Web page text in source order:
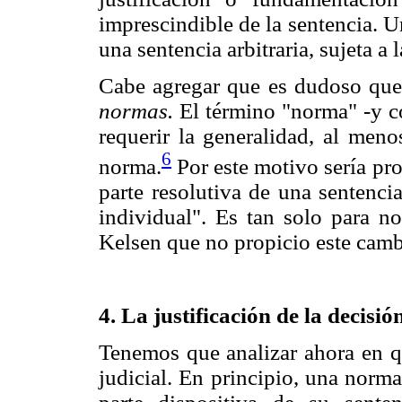
imprescindible de la sentencia.
una sentencia arbitraria, sujeta a
Cabe agregar que es dudoso
normas. El término "norma" -y
requerir la generalidad, al
norma.6 Por este motivo sería
parte resolutiva de una
individual". Es tan solo para
Kelsen que no propicio este
4. La justificación de la
Tenemos que analizar ahora
judicial. En principio, una